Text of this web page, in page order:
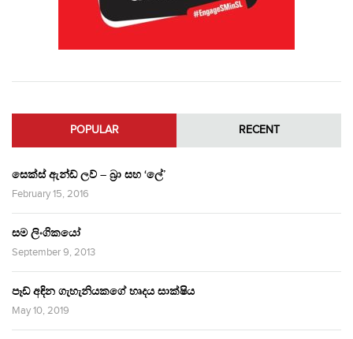
POPULAR RECENT
සෙක්ස් ඇන්ඩ් ලව් – බ්‍රා සහ ‘ලේ’
February 15, 2016
සම ලිංගිකයෝ
September 9, 2013
පෑඩ් අඳින ගැහැනියකගේ හෘදය සාක්ෂිය
May 10, 2019